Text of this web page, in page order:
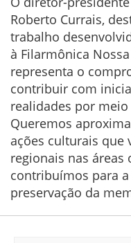
Roberto Currais,
trabalho
à Filarmônica
representa o
contribuir com
realidades por
Queremos
ações culturais que
regionais nas áreas
contribuímos para
preservação da